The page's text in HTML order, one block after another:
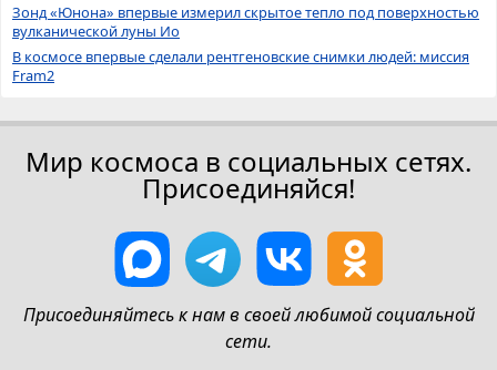
Зонд «Юнона» впервые измерил скрытое тепло под поверхностью
вулканической луны Ио
В космосе впервые сделали рентгеновские снимки людей: миссия
Fram2
Мир космоса в социальных сетях.
Присоединяйся!
Присоединяйтесь к нам в своей любимой социальной
сети.